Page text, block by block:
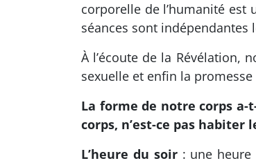
corporelle de l’humanité est
séances sont indépendantes
À l’écoute de la Révélation,
sexuelle et enfin la
La forme de notre corps
corps, n’est-ce pas habiter
L’heure du soir: une heure